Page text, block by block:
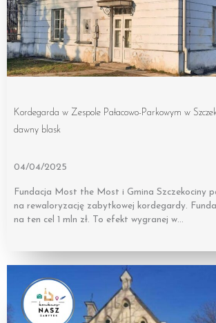
Kordegarda w Zespole Pałacowo-Parkowym w
dawny blask
04/04/2025
Fundacja Most the Most i Gmina Szczekociny
na rewaloryzację zabytkowej kordegardy.
na ten cel 1 mln zł. To efekt wygranej w…